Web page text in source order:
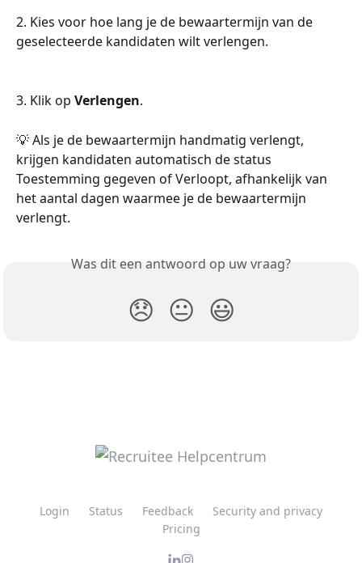
2. Kies voor hoe lang je de bewaartermijn van de
geselecteerde kandidaten wilt verlengen.
3. Klik op Verlengen.
💡 Als je de bewaartermijn handmatig verlengt,
krijgen kandidaten automatisch de status
Toestemming gegeven of Verloopt, afhankelijk van
het aantal dagen waarmee je de bewaartermijn
verlengt.
Was dit een antwoord op uw vraag?
😞 😐 😃
Login Status Feedback
Security and privacy
Pricing